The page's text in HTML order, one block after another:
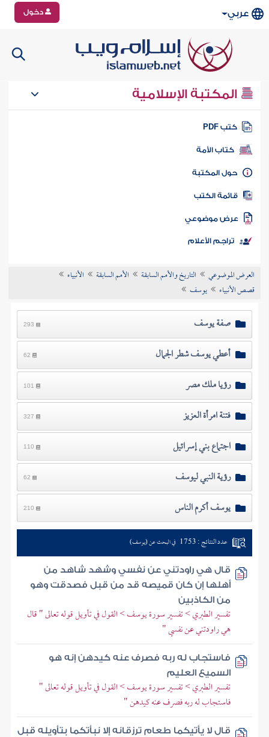
عربي دخول
المكتبة الإسلامية
كتب PDF
كتاب الأمة
المكتبة
الكتب
موضوعي
تراجم الأعلام
العرض الموضوعي التاريخ والأمم السابقة الأمم السابقة
الأنبياء
قصص الأنبياء
يوسف
صفة يوسف 293
أعطي يوسف شطر الجمال 62
رؤيا ملك مصر 101
فتنة امرأة العزيز 327
اجتماع بني إسرائيل 110
رؤية النبي ليوسف 62
يوسف أكرم الناس 210
عدد النتائج : 1753 في البحث عن (يوسف)
قال هي راودتني عن نفسي وشهد شاهد من
أهلها إن كان قميصه قد من قبل فصدقت وهو
من الكاذبين
تفسير الطبري > تفسير سورة يوسف > القول في تأويل قوله تعالى " قال
هي راودتني عن نفسي "
فاستجاب له ربه فصرف عنه كيدهن إنه هو
السميع العليم
تفسير الطبري > تفسير سورة يوسف > القول في تأويل قوله تعالى "
فاستجاب له ربه فصرف عنه كيدهن "
قال لا يأتيكما طعام ترزقانه إلا نبأتكما بتأويله قبل